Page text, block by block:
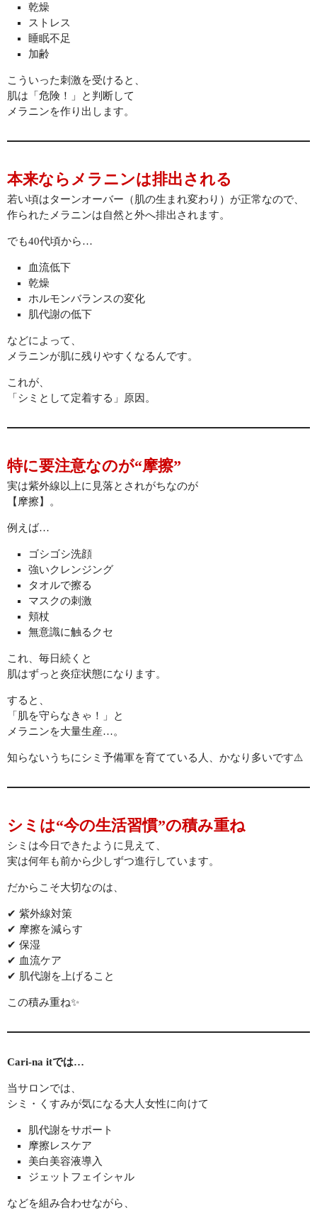
乾燥
ストレス
睡眠不足
加齢
こういった刺激を受けると、
肌は「危険！」と判断して
メラニンを作り出します。
本来ならメラニンは排出される
若い頃はターンオーバー（肌の生まれ変わり）が正常なので、
作られたメラニンは自然と外へ排出されます。
でも40代頃から…
血流低下
乾燥
ホルモンバランスの変化
肌代謝の低下
などによって、
メラニンが肌に残りやすくなるんです。
これが、
「シミとして定着する」原因。
特に要注意なのが“摩擦”
実は紫外線以上に見落とされがちなのが
【摩擦】。
例えば…
ゴシゴシ洗顔
強いクレンジング
タオルで擦る
マスクの刺激
頬杖
無意識に触るクセ
これ、毎日続くと
肌はずっと炎症状態になります。
すると、
「肌を守らなきゃ！」と
メラニンを大量生産…。
知らないうちにシミ予備軍を育てている人、かなり多いです⚠️
シミは“今の生活習慣”の積み重ね
シミは今日できたように見えて、
実は何年も前から少しずつ進行しています。
だからこそ大切なのは、
✔ 紫外線対策
✔ 摩擦を減らす
✔ 保湿
✔ 血流ケア
✔ 肌代謝を上げること
この積み重ね✨
Cari-na itでは…
当サロンでは、
シミ・くすみが気になる大人女性に向けて
肌代謝をサポート
摩擦レスケア
美白美容液導入
ジェットフェイシャル
などを組み合わせながら、